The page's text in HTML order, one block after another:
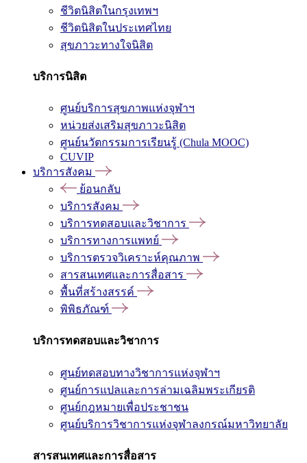
ชีวิตนิสิตในกรุงเทพฯ
ชีวิตนิสิตในประเทศไทย
สุขภาวะทางใจนิสิต
บริการนิสิต
ศูนย์บริการสุขภาพแห่งจุฬาฯ
หน่วยส่งเสริมสุขภาวะนิสิต
ศูนย์นวัตกรรมการเรียนรู้ (Chula MOOC)
CUVIP
บริการสังคม
ย้อนกลับ
บริการสังคม
บริการทดสอบและวิชาการ
บริการทางการแพทย์
บริการตรวจวิเคราะห์คุณภาพ
สารสนเทศและการสื่อสาร
พื้นที่สร้างสรรค์
พิพิธภัณฑ์
บริการทดสอบและวิชาการ
ศูนย์ทดสอบทางวิชาการแห่งจุฬาฯ
ศูนย์การแปลและการล่ามเฉลิมพระเกียรติ
ศูนย์กฎหมายเพื่อประชาชน
ศูนย์บริการวิชาการแห่งจุฬาลงกรณ์มหาวิทยาลัย
สารสนเทศและการสื่อสาร